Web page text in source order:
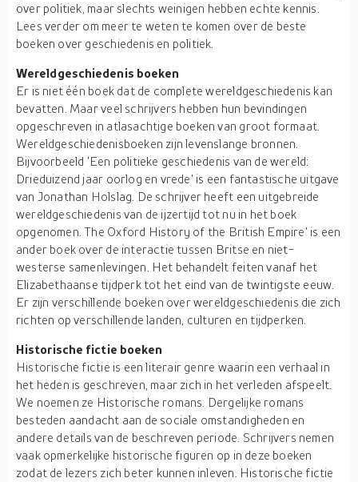
over politiek, maar slechts weinigen hebben echte kennis.
Lees verder om meer te weten te komen over de beste
boeken over geschiedenis en politiek.
Wereldgeschiedenis boeken
Er is niet één boek dat de complete wereldgeschiedenis kan
bevatten. Maar veel schrijvers hebben hun bevindingen
opgeschreven in atlasachtige boeken van groot formaat.
Wereldgeschiedenisboeken zijn levenslange bronnen.
Bijvoorbeeld 'Een politieke geschiedenis van de wereld:
Drieduizend jaar oorlog en vrede' is een fantastische uitgave
van Jonathan Holslag. De schrijver heeft een uitgebreide
wereldgeschiedenis van de ijzertijd tot nu in het boek
opgenomen. The Oxford History of the British Empire' is een
ander boek over de interactie tussen Britse en niet-
westerse samenlevingen. Het behandelt feiten vanaf het
Elizabethaanse tijdperk tot het eind van de twintigste eeuw.
Er zijn verschillende boeken over wereldgeschiedenis die zich
richten op verschillende landen, culturen en tijdperken.
Historische fictie boeken
Historische fictie is een literair genre waarin een verhaal in
het heden is geschreven, maar zich in het verleden afspeelt.
We noemen ze Historische romans. Dergelijke romans
besteden aandacht aan de sociale omstandigheden en
andere details van de beschreven periode. Schrijvers nemen
vaak opmerkelijke historische figuren op in deze boeken
zodat de lezers zich beter kunnen inleven. Historische fictie